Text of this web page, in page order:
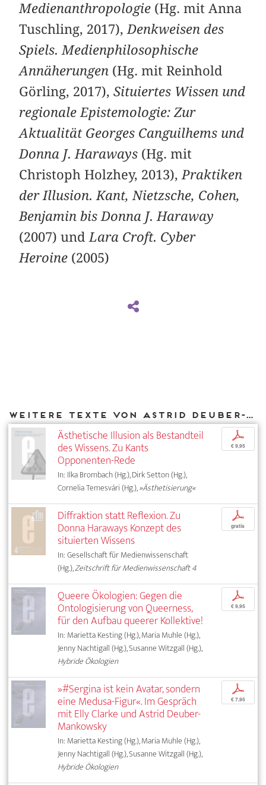
Medienanthropologie (Hg. mit Anna
Tuschling, 2017),Denkweisen des
Spiels. Medienphilosophische
Annäherungen (Hg. mit Reinhold
Görling, 2017),Situiertes Wissen und
regionale Epistemologie: Zur
Aktualität Georges Canguilhems und
Donna J. Haraways (Hg. mit
Christoph Holzhey, 2013),Praktiken
der Illusion. Kant, Nietzsche, Cohen,
Benjamin bis Donna J. Haraway
(2007) undLara Croft. Cyber
Heroine (2005)
Weitere Texte von Astrid Deuber-Mankowsky bei DIAPHANES
Ästhetische Illusion als Bestandteil
des Wissens. Zu Kants
Opponenten-Rede
In: Ilka Brombach (Hg.), Dirk Setton (Hg.),
Cornelia Temesvári (Hg.),»Ästhetisierung«
p
€ 9,95
Diffraktion statt Reflexion. Zu
Donna Haraways Konzept des
situierten Wissens
In: Gesellschaft für Medienwissenschaft
(Hg.),Zeitschrift für Medienwissenschaft 4
p
gratis
Queere Ökologien: Gegen die
Ontologisierung von Queerness,
für den Aufbau queerer Kollektive!
In: Marietta Kesting (Hg.), Maria Muhle (Hg.),
Jenny Nachtigall (Hg.), Susanne Witzgall (Hg.),
Hybride Ökologien
p
€ 9,95
»#Sergina ist kein Avatar, sondern
eine Medusa-Figur«. Im Gespräch
mit Elly Clarke und Astrid Deuber-
Mankowsky
In: Marietta Kesting (Hg.), Maria Muhle (Hg.),
Jenny Nachtigall (Hg.), Susanne Witzgall (Hg.),
Hybride Ökologien
p
€ 7,95